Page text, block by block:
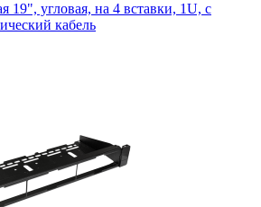
19", угловая, на 4 вставки, 1U, с
кабель